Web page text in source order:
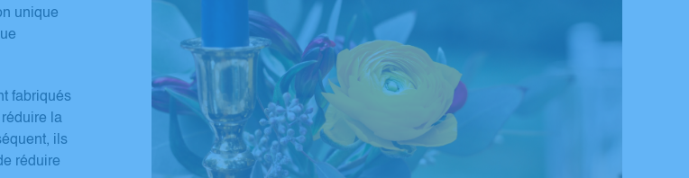
unique
fabriqués
la
ils
réduire